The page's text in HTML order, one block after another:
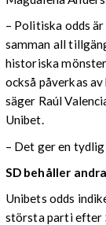
– Politiska odds
samman all
historiska
också påverkas
säger Raúl
Unibet.
– Det ger en
SD behåller
Unibets odds
största parti efter